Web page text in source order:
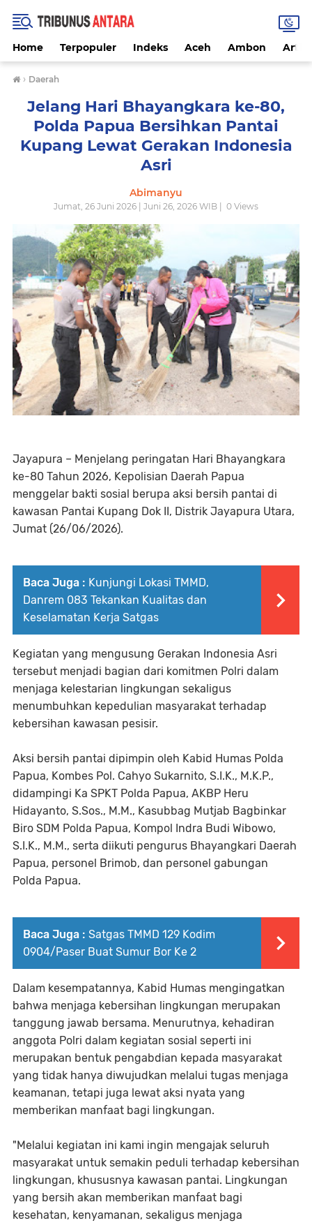
Home Terpopuler Indeks Aceh Ambon
› Daerah
Jelang Hari Bhayangkara ke-80,
Polda Papua Bersihkan Pantai
Kupang Lewat Gerakan Indonesia
Asri
Abimanyu
Jumat, 26 Juni 2026 | Juni 26, 2026 WIB | 0 Views
Jayapura – Menjelang peringatan Hari Bhayangkara
ke-80 Tahun 2026, Kepolisian Daerah Papua
menggelar bakti sosial berupa aksi bersih pantai di
kawasan Pantai Kupang Dok II, Distrik Jayapura Utara,
Jumat (26/06/2026).
Baca Juga : Kunjungi Lokasi TMMD,
Danrem 083 Tekankan Kualitas dan
Keselamatan Kerja Satgas
Kegiatan yang mengusung Gerakan Indonesia Asri
tersebut menjadi bagian dari komitmen Polri dalam
menjaga kelestarian lingkungan sekaligus
menumbuhkan kepedulian masyarakat terhadap
kebersihan kawasan pesisir.
Aksi bersih pantai dipimpin oleh Kabid Humas Polda
Papua, Kombes Pol. Cahyo Sukarnito, S.I.K., M.K.P.,
didampingi Ka SPKT Polda Papua, AKBP Heru
Hidayanto, S.Sos., M.M., Kasubbag Mutjab Bagbinkar
Biro SDM Polda Papua, Kompol Indra Budi Wibowo,
S.I.K., M.M., serta diikuti pengurus Bhayangkari Daerah
Papua, personel Brimob, dan personel gabungan
Polda Papua.
Baca Juga : Satgas TMMD 129 Kodim
0904/Paser Buat Sumur Bor Ke 2
Dalam kesempatannya, Kabid Humas mengingatkan
bahwa menjaga kebersihan lingkungan merupakan
tanggung jawab bersama. Menurutnya, kehadiran
anggota Polri dalam kegiatan sosial seperti ini
merupakan bentuk pengabdian kepada masyarakat
yang tidak hanya diwujudkan melalui tugas menjaga
keamanan, tetapi juga lewat aksi nyata yang
memberikan manfaat bagi lingkungan.
"Melalui kegiatan ini kami ingin mengajak seluruh
masyarakat untuk semakin peduli terhadap kebersihan
lingkungan, khususnya kawasan pantai. Lingkungan
yang bersih akan memberikan manfaat bagi
kesehatan, kenyamanan, sekaligus menjaga